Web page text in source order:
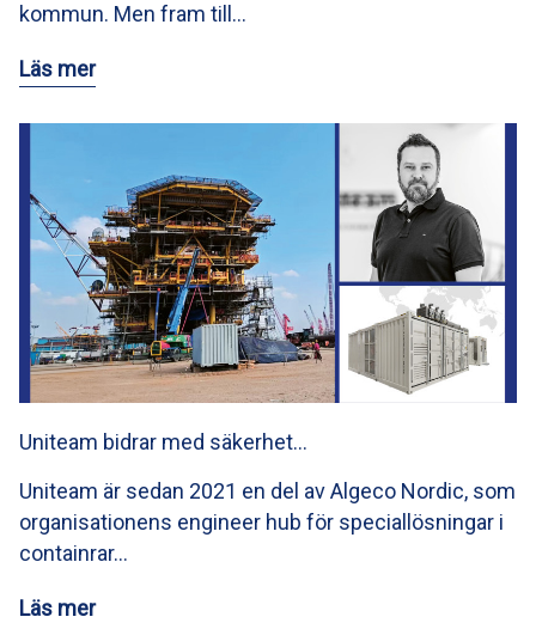
kommun. Men fram till…
Läs mer
Uniteam bidrar med säkerhet…
Uniteam är sedan 2021 en del av Algeco Nordic, som
organisationens engineer hub för speciallösningar i
containrar…
Läs mer